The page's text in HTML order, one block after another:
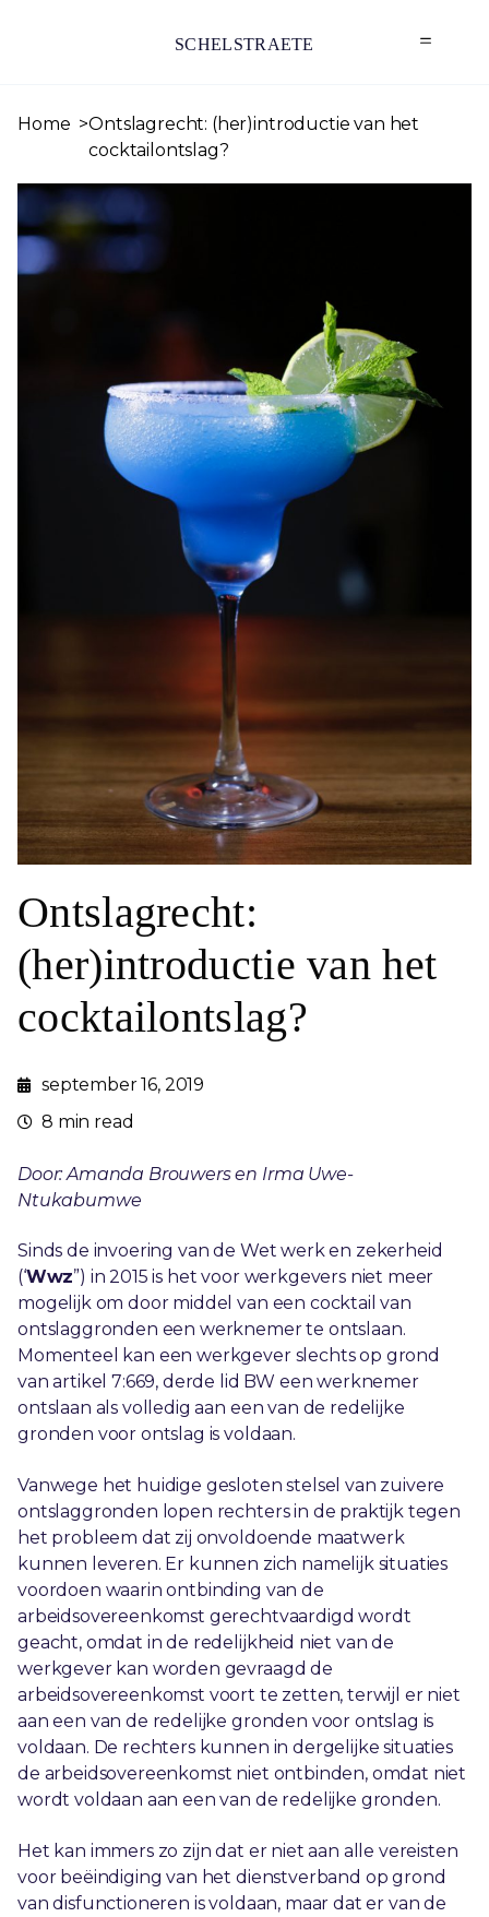
SCHELSTRAETE
Home
Ontslagrecht: (her)introductie van het
cocktailontslag?
Ontslagrecht:
(her)introductie van het
cocktailontslag?
september 16, 2019
8 min read
Door: Amanda Brouwers en Irma Uwe-
Ntukabumwe
Sinds de invoering van de Wet werk en zekerheid
(‘Wwz”) in 2015 is het voor werkgevers niet meer
mogelijk om door middel van een cocktail van
ontslaggronden een werknemer te ontslaan.
Momenteel kan een werkgever slechts op grond
van artikel 7:669, derde lid BW een werknemer
ontslaan als volledig aan een van de redelijke
gronden voor ontslag is voldaan.
Vanwege het huidige gesloten stelsel van zuivere
ontslaggronden lopen rechters in de praktijk tegen
het probleem dat zij onvoldoende maatwerk
kunnen leveren. Er kunnen zich namelijk situaties
voordoen waarin ontbinding van de
arbeidsovereenkomst gerechtvaardigd wordt
geacht, omdat in de redelijkheid niet van de
werkgever kan worden gevraagd de
arbeidsovereenkomst voort te zetten, terwijl er niet
aan een van de redelijke gronden voor ontslag is
voldaan. De rechters kunnen in dergelijke situaties
de arbeidsovereenkomst niet ontbinden, omdat niet
wordt voldaan aan een van de redelijke gronden.
Het kan immers zo zijn dat er niet aan alle vereisten
voor beëindiging van het dienstverband op grond
van disfunctioneren is voldaan, maar dat er van de